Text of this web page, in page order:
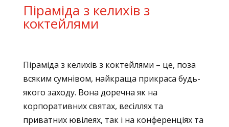
Піраміда з келихів з
коктейлями
Піраміда з келихів з коктейлями – це, поза
всяким сумнівом, найкраща прикраса будь-
якого заходу. Вона доречна як на
корпоративних святах, весіллях та
приватних ювілеях, так і на конференціях та